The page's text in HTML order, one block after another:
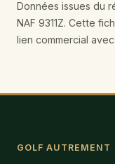
Données issues du
NAF 9311Z. Cette
lien commercial
GOLF AUTREMENT